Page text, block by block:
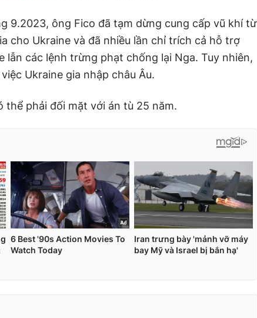
9.2023, ông Fico đã tạm dừng cung cấp vũ khí từ
cho Ukraine và đã nhiều lần chỉ trích cả hỗ trợ
lẫn các lệnh trừng phạt chống lại Nga. Tuy nhiên,
Ukraine gia nhập châu Âu.
thể phải đối mặt với án tù 25 năm.